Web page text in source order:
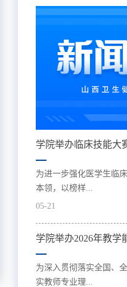
学院举办临床技能大
为进一步强化医学生临
本领，以榜样...
05-21
学院举办2026年教学
为深入贯彻落实全国、
实教师专业理...